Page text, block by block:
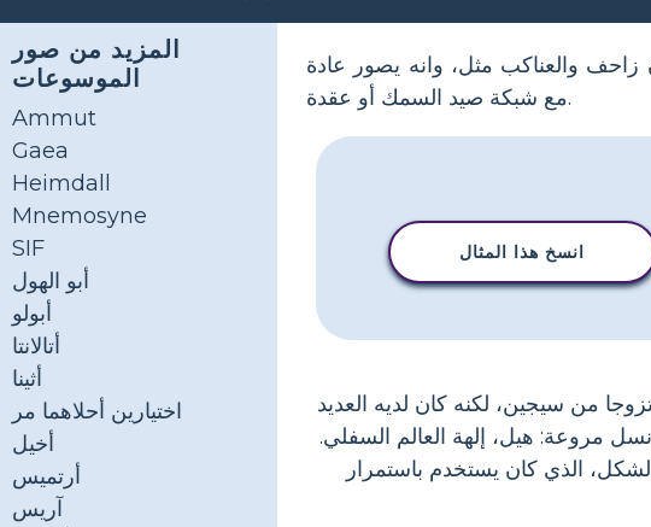
المزيد من صور
الموسوعات
Ammut
Gaea
Heimdall
Mnemosyne
SIF
أبو الهول
أبولو
أتالانتا
أثينا
اختيارين أحلاهما مر
أخيل
أرتميس
آريس
زاحف والعناكب مثل، وانه يصور عادة
مع شبكة صيد السمك أو عقدة.
انسخ هذا المثال
من سيجين، لكنه كان لديه العديد
مروعة: هيل، إلهة العالم السفلي.
الذي كان يستخدم باستمرار